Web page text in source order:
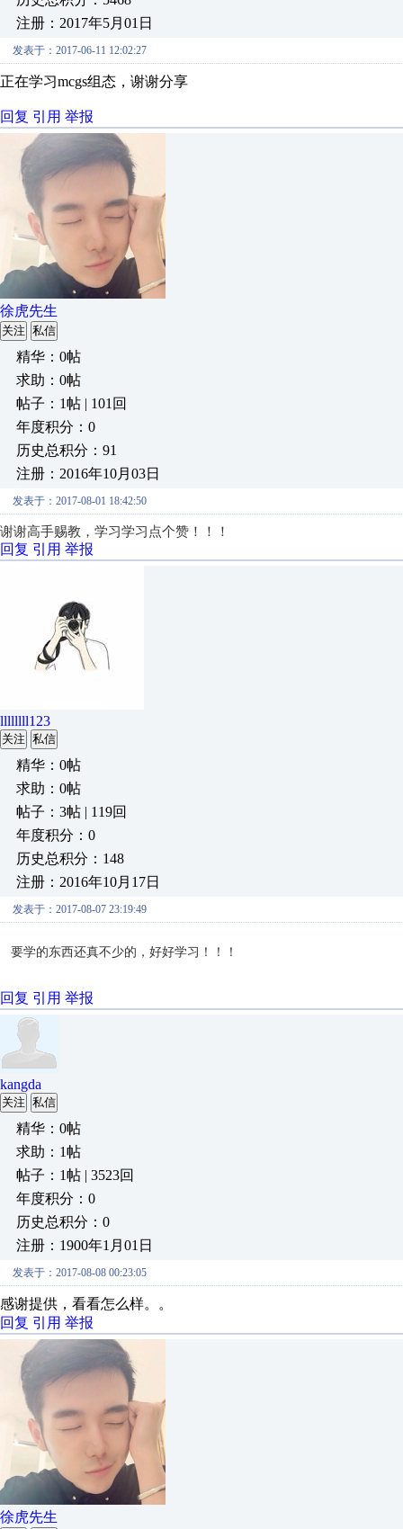
注册：2017年5月01日
发表于：2017-06-11 12:02:27
正在学习mcgs组态，谢谢分享
回复 引用 举报
徐虎先生
关注 私信
精华：0帖
求助：0帖
帖子：1帖 | 101回
年度积分：0
历史总积分：91
注册：2016年10月03日
发表于：2017-08-01 18:42:50
谢谢高手赐教，学习学习点个赞！！！
回复 引用 举报
llllllll123
关注 私信
精华：0帖
求助：0帖
帖子：3帖 | 119回
年度积分：0
历史总积分：148
注册：2016年10月17日
发表于：2017-08-07 23:19:49
要学的东西还真不少的，好好学习！！！
回复 引用 举报
kangda
关注 私信
精华：0帖
求助：1帖
帖子：1帖 | 3523回
年度积分：0
历史总积分：0
注册：1900年1月01日
发表于：2017-08-08 00:23:05
感谢提供，看看怎么样。。
回复 引用 举报
徐虎先生